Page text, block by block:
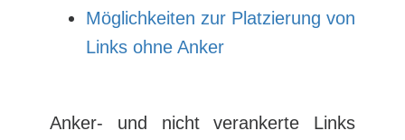
Möglichkeiten zur Platzierung von
Links ohne Anker
Anker- und nicht verankerte Links